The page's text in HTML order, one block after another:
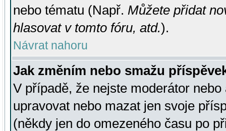
nebo tématu (Např. Můžete přidat
hlasovat v tomto fóru, atd.).
Návrat nahoru
Jak změním nebo smažu
V případě, že nejste moderátor
upravovat nebo mazat jen svoje
(někdy jen do omezeného času po